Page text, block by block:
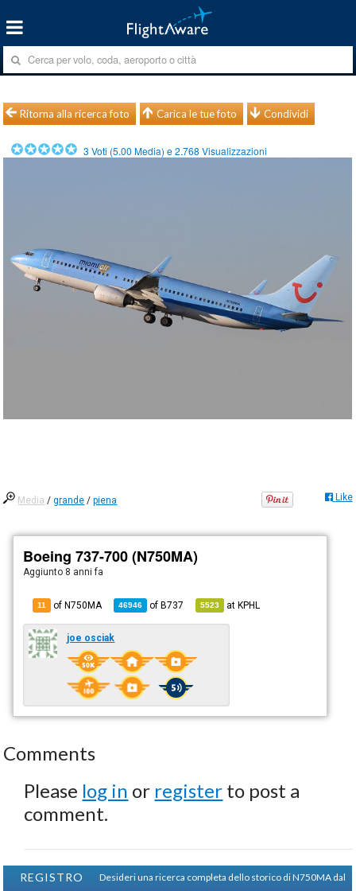
Ritorna alla ricerca foto Carica le tue foto Condividi
3 Voti (5.00 Media) e2.768 Visualizzazioni
Media /grande /piena Like
Boeing 737-700 (N750MA)
Aggiunto 8 anni fa
11 of N750MA 46946 ofB737 5523 atKPHL
joe osciak
Comments
Please log in or register to post a
comment.
REGISTRO
Desideri una ricerca completa dello storico di N750MA dal